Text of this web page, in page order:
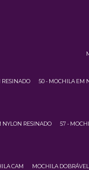
50 - MOCHILA EM
NYLON RESINADO 57 -
CAM MOCHILA DOBRÁVEL